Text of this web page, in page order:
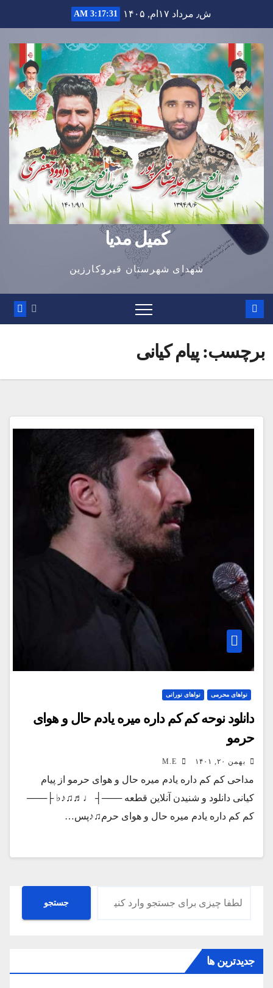
to
content
ش٫ مرداد ۱۷ام, ۱۴۰۵ 3:17:31 AM
کمیل مدیا
شهدای شهرستان قیروکارزین
برچسب:پیام کیانی
نواهای محرمی نواهای نورانی
دانلود نوحه کم کم داره میره یادم حال و هوای
حرمو
بهمن ۲۰, ۱۴۰۱
مداحی کم کم داره یادم میره حال و هوای حرمو از پیام
کیانی دانلود و شنیدن آنلاین قطعه ───┤ ♩♬♫♪♭ ├───
کم کم داره یادم میره حال و هوای حرم♫♪پس…
جستجو جستجو
جدیدترین ها